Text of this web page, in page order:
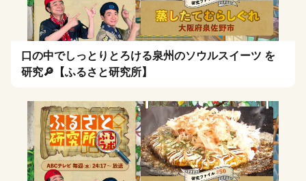
口の中でしっとりとろける泉州のソウルスイーツ を
研究🔎【ふるさと研究所】